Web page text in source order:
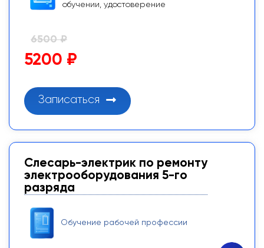
обучении, удостоверение
6500 ₽
5200 ₽
Записаться
Слесарь-электрик по ремонту
электрооборудования 5-го
разряда
Обучение рабочей профессии